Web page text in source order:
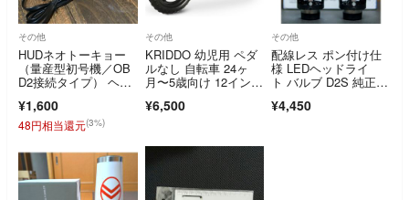
その他
HUDネオトーキョー
（量産型初号機／OB
D2接続タイプ） ヘッ
¥1,600
48円相当還元(3%)
その他
KRIDDO 幼児用 ペダ
ルなし 自転車 24ヶ
月〜5歳向け 12イン
ンス高い安定性 カス
¥6,500
その他
配線レス ポン付け仕
様 LEDヘッドライ
ト バルブ D2S 純正HI
¥4,450